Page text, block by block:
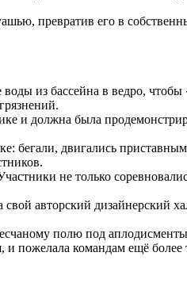
превратив его в
из бассейна в ведро, чтобы
и должна была
бегали, двигались
не только
авторский дизайнерский
полю под аплодисменты
пожелала командам ещё более